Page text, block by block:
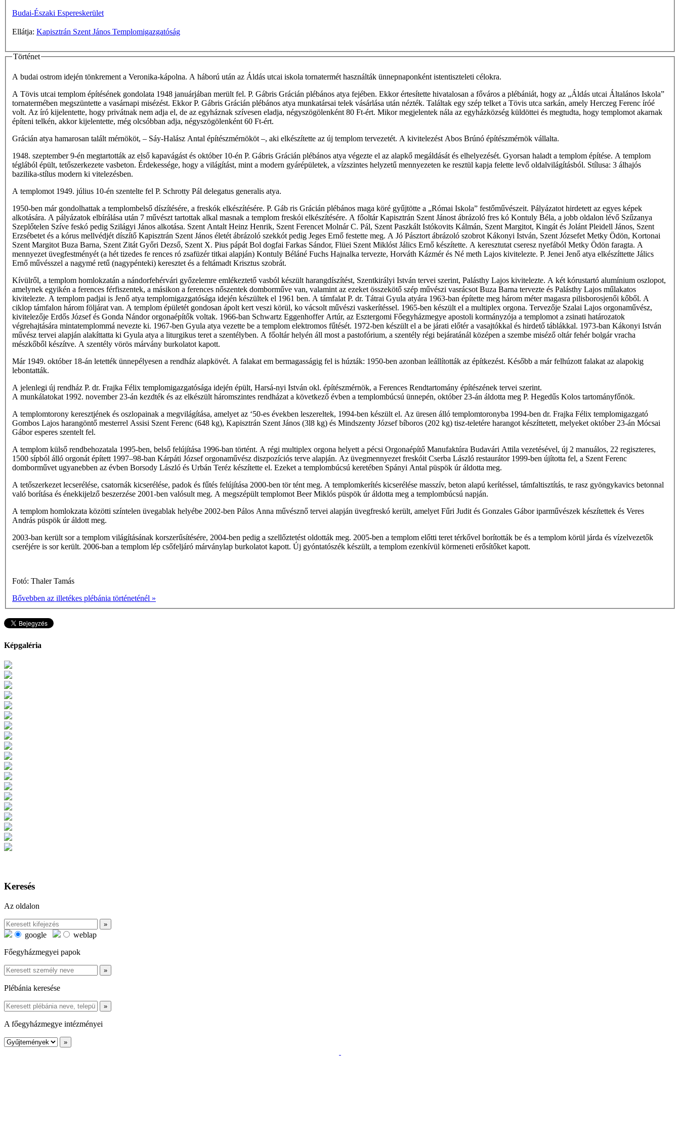
Budai-Északi Espereskerület
Ellátja: Kapisztrán Szent János Templomigazgatóság
Történet
A budai ostrom idején tönkrement a Veronika-kápolna. A háború után az Áldás utcai iskola tornatermét használták ünnepnaponként istentiszteleti célokra.
A Tövis utcai templom építésének gondolata 1948 januárjában merült fel. P. Gábris Grácián plébános atya fejében. Ekkor értesítette hivatalosan a főváros a plébániát, hogy az „Áldás utcai Általános Iskola”
tornatermében megszüntette a vasárnapi misézést. Ekkor P. Gábris Grácián plébános atya munkatársai telek vásárlása után nézték. Találtak egy szép telket a Tövis utca sarkán, amely Herczeg Ferenc íróé
volt. Az író kijelentette, hogy privátnak nem adja el, de az egyháznak szívesen eladja, négyszögölenként 80 Ft-ért. Mikor megjelentek nála az egyházközség küldöttei és megtudta, hogy templomot akarnak
építeni telkén, akkor kijelentette, még olcsóbban adja, négyszögölenként 60 Ft-ért.
Grácián atya hamarosan talált mérnököt, – Sáy-Halász Antal építészmérnököt –, aki elkészítette az új templom tervezetét. A kivitelezést Abos Brúnó építészmérnök vállalta.
1948. szeptember 9-én megtartották az első kapavágást és október 10-én P. Gábris Grácián plébános atya végezte el az alapkő megáldását és elhelyezését. Gyorsan haladt a templom építése. A templom
téglából épült, tetőszerkezete vasbeton. Érdekessége, hogy a világítást, mint a modern gyárépületek, a vízszintes helyzetű mennyezeten ke­ resztül kapja felette levő oldalvilágításból. Stílusa: 3 álhajós
bazilika-stílus modern ki­ vitelezésben.
A templomot 1949. július 10-én szentelte fel P. Schrotty Pál delegatus generalis atya.
1950-ben már gondolhattak a templombelső díszítésére, a freskók elkészítésére. P. Gáb­ ris Grácián plébános maga köré gyűjtötte a „Római Iskola” festőművészeit. Pályázatot hirdetett az egyes képek
alkotására. A pályázatok elbírálása után 7 művészt tartottak alkal­ masnak a templom freskói elkészítésére. A főoltár Kapisztrán Szent Jánost ábrázoló fres­ kó Kontuly Béla, a jobb oldalon lévő Szűzanya
Szeplőtelen Szíve feskó pedig Szilágyi János alkotása. Szent Antalt Heinz Henrik, Szent Ferencet Molnár C. Pál, Szent Paszkált Istókovits Kálmán, Szent Margitot, Kingát és Jolánt Pleidell János, Szent
Erzsébetet és a kórus mellvédjét díszítő Kapisztrán Szent János életét ábrázoló szekkót pedig Jeges Ernő festette meg. A Jó Pásztort ábrázoló szobrot Kákonyi István, Szent Józsefet Metky Ödön, Kortonai
Szent Margitot Buza Barna, Szent Zitát Győri Dezső, Szent X. Pius pápát Bol­ dogfai Farkas Sándor, Flüei Szent Miklóst Jálics Ernő készítette. A keresztutat cseresz­ nyefából Metky Ödön faragta. A
mennyezet üvegfestményét (a hét tizedes fe­ rences ró­ zsafüzér titkai alapján) Kontuly Béláné Fuchs Hajnalka tervezte, Horváth Kázmér és Né­ meth Lajos kivitelezte. P. Jenei Jenő atya elkészíttette Jálics
Ernő művésszel a nagymé­ retű (nagypénteki) keresztet és a feltámadt Krisztus szobrát.
Kívülről, a templom homlokzatán a nándorfehérvári győzelemre emlékeztető vasból készült harangdíszítést, Szentkirályi István tervei szerint, Palásthy Lajos kivitelezte. A két kórustartó alumínium oszlopot,
amelynek egyikén a ferences férfiszentek, a másikon a ferences nőszentek domborműve van, valamint az ezeket összekötő szép művészi vasrácsot Buza Barna tervezte és Palásthy Lajos műlakatos
kivitelezte. A templom padjai is Jenő atya templomigazgatósága idején készültek el 1961 ben. A támfalat P. dr. Tátrai Gyula atyára 1963-ban építette meg három méter magasra pilisborosjenői kőből. A
ciklop támfalon három följárat van. A templom épületét gondosan ápolt kert veszi körül, ko­ vácsolt művészi vaskerítéssel. 1965-ben készült el a multiplex orgona. Tervezője Szalai Lajos orgonaművész,
kivitelezője Erdős József és Gonda Nándor orgonaépítők voltak. 1966-ban Schwartz Eggenhoffer Artúr, az Esztergomi Főegyházmegye apostoli kormányzója a templomot a zsinati határozatok
végrehajtására mintatemplommá nevezte ki. 1967-ben Gyula atya vezette be a templom elektromos fűtését. 1972-ben készült el a be­ járati előtér a vasajtókkal és hirdető táblákkal. 1973-ban Kákonyi István
művész tervei alapján alakíttatta ki Gyula atya a liturgikus teret a szentélyben. A főoltár helyén áll most a pastofórium, a szentély régi bejáratánál középen a szembe miséző oltár fehér bolgár vracha
mészkőből készítve. A szentély vörös márvány burkolatot kapott.
Már 1949. október 18-án letették ünnepélyesen a rendház alapkövét. A falakat em­ bermagasságig fel is húzták: 1950-ben azonban leállították az építkezést. Később a már felhúzott falakat az alapokig
lebontatták.
A jelenlegi új rendház P. dr. Frajka Félix templomigazgatósága idején épült, Harsá-nyi István okl. építészmérnök, a Ferences Rendtartomány építészének tervei szerint.
A munkálatokat 1992. november 23-án kezdték és az elkészült háromszintes rendházat a következő évben a templombúcsú ünnepén, október 23-án áldotta meg P. Hegedűs Kolos tartományfőnök.
A templomtorony keresztjének és oszlopainak a megvilágítása, amelyet az ‘50-es években leszereltek, 1994-ben készült el. Az üresen álló templomtoronyba 1994-ben dr. Frajka Félix templomigazgató
Gombos Lajos harangöntő mesterrel Assisi Szent Ferenc (648 kg), Kapisztrán Szent János (3l8 kg) és Mindszenty József bíboros (202 kg) tisz-teletére harangot készíttetett, melyeket október 23-án Mócsai
Gábor esperes szentelt fel.
A templom külső rendbehozatala 1995-ben, belső felújítása 1996-ban történt. A régi multiplex orgona helyett a pécsi Orgonaépítő Manufaktúra Budavári Attila vezetésével, új 2 manuálos, 22 regiszteres,
1500 sípból álló orgonát épített 1997–98-ban Kárpáti József orgonaművész diszpozíciós terve alapján. Az üvegmennyezet freskóit Cserba László restaurátor 1999-ben újította fel, a Szent Ferenc
domborművet ugyanebben az évben Borsody László és Urbán Teréz készítette el. Ezeket a templombúcsú keretében Spányi Antal püspök úr áldotta meg.
A tetőszerkezet lecserélése, csatornák kicserélése, padok és fűtés felújítása 2000-ben tör­ tént meg. A templomkerítés kicserélése masszív, beton alapú kerítéssel, támfaltisztítás, te­ rasz gyöngykavics betonnal
való borítása és énekkijelző beszerzése 2001-ben valósult meg. A megszépült templomot Beer Miklós püspök úr áldotta meg a templombúcsú napján.
A templom homlokzata közötti színtelen üvegablak helyébe 2002-ben Pálos Anna művésznő tervei alapján üvegfreskó került, amelyet Fűri Judit és Gonzales Gábor iparművészek készítettek és Veres
András püspök úr áldott meg.
2003-ban került sor a templom világításának korszerűsítésére, 2004-ben pedig a szellőztetést oldották meg. 2005-ben a templom előtti teret térkővel borították be és a templom körül járda és vízelvezetők
cseréjére is sor került. 2006-ban a templom lép­ csőfeljáró márványlap burkolatot kapott. Új gyóntatószék készült, a templom ezenkívül körmeneti erősítőket kapott.
Fotó: Thaler Tamás
Bővebben az illetékes plébánia történeténél »
Képgaléria
Keresés
Az oldalon
google
weblap
Főegyházmegyei papok
Plébánia keresése
A főegyházmegye intézményei